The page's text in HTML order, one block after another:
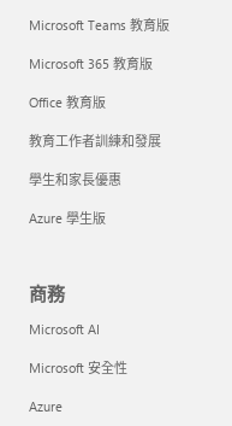
Microsoft Teams 教育版
Microsoft 365 教育版
Office 教育版
教育工作者訓練和發展
學生和家長優惠
Azure 學生版
商務
Microsoft AI
Microsoft 安全性
Azure